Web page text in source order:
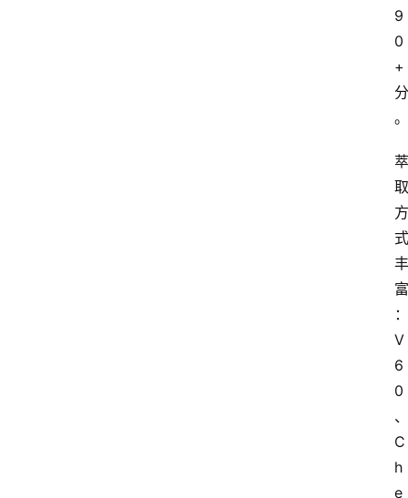
9
0
+
分
。
萃
取
方
式
丰
富
：
V
6
0
、
C
h
e